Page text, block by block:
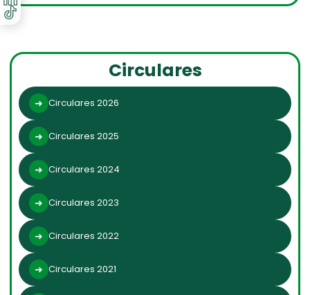
Circulares
Circulares 2026
Circulares 2025
Circulares 2024
Circulares 2023
Circulares 2022
Circulares 2021